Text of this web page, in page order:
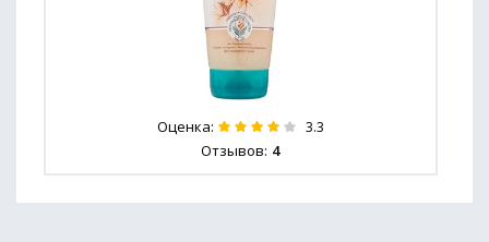
Оценка: 3.3
Отзывов: 4